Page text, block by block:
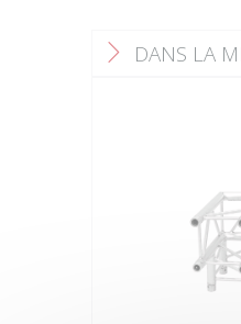
F DANS LA